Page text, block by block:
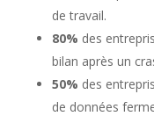
de travail.
80% des
bilan après un
50% des
de données